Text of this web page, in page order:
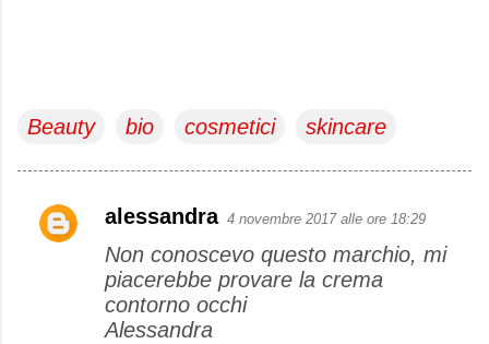
Beauty bio cosmetici skincare
C
alessandra 4 novembre 2017 alle ore 18:29
Non conoscevo questo marchio, mi
piacerebbe provare la crema
contorno occhi
Alessandra